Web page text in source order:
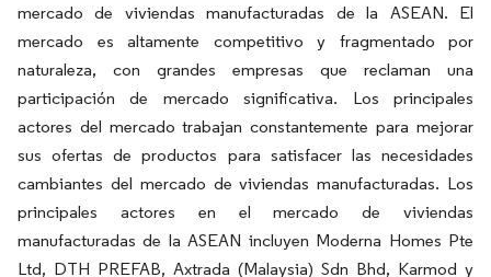
mercado de viviendas manufacturadas de la ASEAN. El
mercado es altamente competitivo y fragmentado por
naturaleza, con grandes empresas que reclaman una
participación de mercado significativa. Los principales
actores del mercado trabajan constantemente para mejorar
sus ofertas de productos para satisfacer las necesidades
cambiantes del mercado de viviendas manufacturadas. Los
principales actores en el mercado de viviendas
manufacturadas de la ASEAN incluyen Moderna Homes Pte
Ltd, DTH PREFAB, Axtrada (Malaysia) Sdn Bhd, Karmod y